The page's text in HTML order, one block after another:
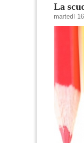
La
martedì